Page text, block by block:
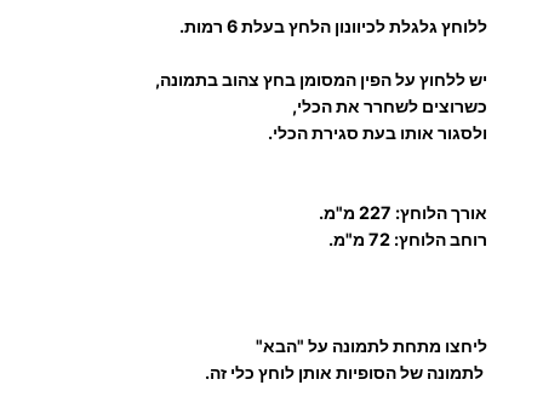
ללוחץ גלגלת לכיוונון הלחץ בעלת 6 רמות.
יש ללחוץ על הפין המסומן בחץ צהוב בתמונה,
כשרוצים לשחרר את הכלי,
ולסגור אותו בעת סגירת הכלי.
אורך הלוחץ: 227 מ"מ.
רוחב הלוחץ: 72 מ"מ.
ליחצו מתחת לתמונה על "הבא"
לתמונה של הסופיות אותן לוחץ כלי זה.